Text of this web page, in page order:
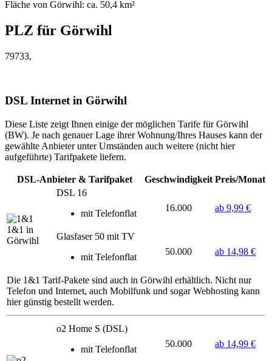
Fläche von Görwihl: ca. 50,4 km²
PLZ für Görwihl
79733,
DSL Internet in Görwihl
Diese Liste zeigt Ihnen einige der möglichen Tarife für Görwihl
(BW). Je nach genauer Lage ihrer Wohnung/Ihres Hauses kann der
gewählte Anbieter unter Umständen auch weitere (nicht hier
aufgeführte) Tarifpakete liefern.
DSL-Anbieter & Tarifpaket Geschwindigkeit Preis/Monat
1&1 in
Görwihl
DSL 16
mit Telefonflat
16.000 ab 9,99 €
Glasfaser 50 mit TV
mit Telefonflat
50.000 ab 14,98 €
Die 1&1 Tarif-Pakete sind auch in Görwihl erhältlich. Nicht nur
Telefon und Internet, auch Mobilfunk und sogar Webhosting kann
hier günstig bestellt werden.
o2 Home S (DSL)
mit Telefonflat
50.000 ab 14,99 €